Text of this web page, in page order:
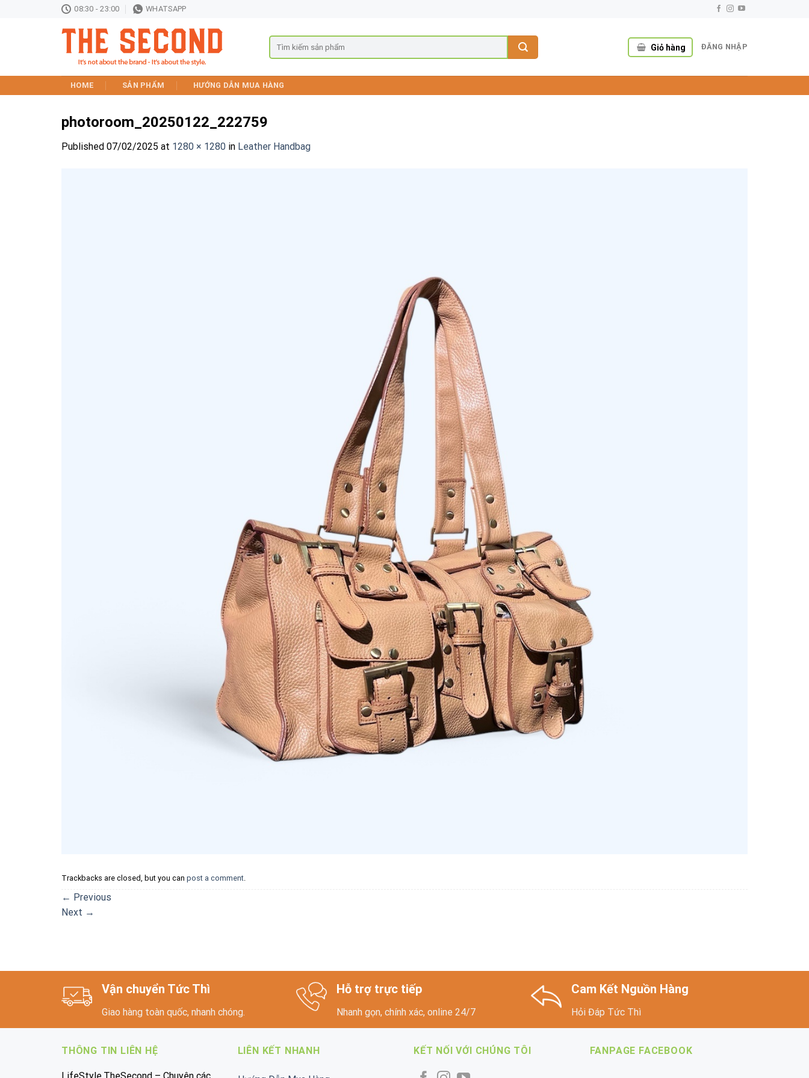
08:30 - 23:00 WHATSAPP
Giỏ hàng ĐĂNG NHẬP
HOME SẢN PHẨM HƯỚNG DẪN MUA HÀNG
photoroom_20250122_222759
Published 07/02/2025 at 1280 × 1280 in Leather Handbag
Trackbacks are closed, but you can post a comment.
← Previous
Next →
Vận chuyển Tức Thì
Giao hàng toàn quốc, nhanh chóng.
Hỗ trợ trực tiếp
Nhanh gọn, chính xác, online 24/7
Cam Kết Nguồn Hàng
Hỏi Đáp Tức Thì
THÔNG TIN LIÊN HỆ LIÊN KẾT NHANH KẾT NỐI VỚI CHÚNG TÔI FANPAGE FACEBOOK